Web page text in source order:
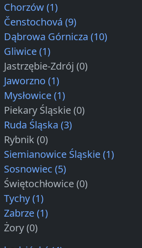
Chorzów (1)
Čenstochová (9)
Dąbrowa Górnicza (10)
Gliwice (1)
Jastrzębie-Zdrój (0)
Jaworzno (1)
Mysłowice (1)
Piekary Śląskie (0)
Ruda Śląska (3)
Rybnik (0)
Siemianowice Śląskie (1)
Sosnowiec (5)
Świętochłowice (0)
Tychy (1)
Zabrze (1)
Żory (0)